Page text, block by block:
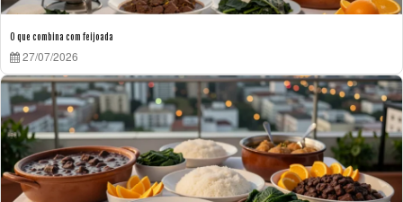
O que combina com feijoada
27/07/2026